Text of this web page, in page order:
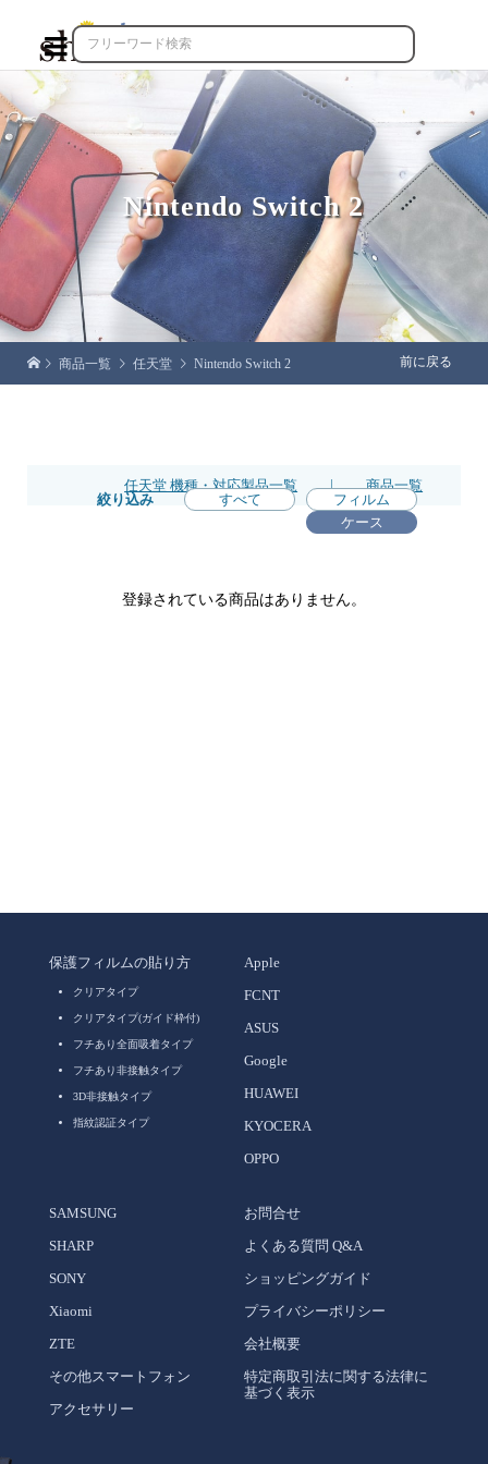

Nintendo Switch 2
商品一覧 任天堂 Nintendo Switch 2 前に戻る
任天堂 機種・対応製品一覧 |
商品一覧
絞り込み
すべて
フィルム
ケース
登録されている商品はありません。
保護フィルムの貼り方
クリアタイプ
クリアタイプ(ガイド枠付)
フチあり全面吸着タイプ
フチあり非接触タイプ
3D非接触タイプ
指紋認証タイプ
Apple
FCNT
ASUS
Google
HUAWEI
KYOCERA
OPPO
SAMSUNG
SHARP
SONY
Xiaomi
ZTE
その他スマートフォン
アクセサリー
お問合せ
よくある質問 Q&A
ショッピングガイド
プライバシーポリシー
会社概要
特定商取引法に関する法律に
基づく表示